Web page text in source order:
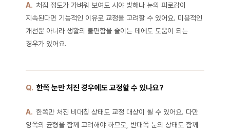
A. 처짐 정도가 가벼워 보여도 시야 방해나 눈의 피로감이
지속된다면 기능적인 이유로 교정을 고려할 수 있어요. 미용적인
개선뿐 아니라 생활의 불편함을 줄이는 데에도 도움이 되는
경우가 있어요.
Q. 한쪽 눈만 처진 경우에도 교정할 수 있나요?
A. 한쪽만 처진 비대칭 상태도 교정 대상이 될 수 있어요. 다만
양쪽의 균형을 함께 고려해야 하므로, 반대쪽 눈의 상태도 함께